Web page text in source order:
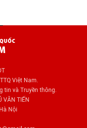
Việt Nam.
tin và Truyền thông.
VĂN TIẾN
Nội